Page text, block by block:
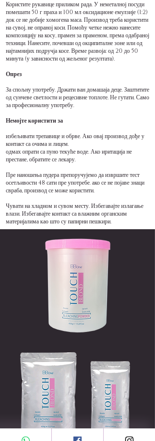
Користите рукавице приликом рада. У неметалној посуди
помешати 50 г праха и 100 мл оксидационе емулзије (1:2)
док се не добије хомогена маса. Производ треба користити
на сувој, не опраној коси. Помоћу четке нежно нанесите
композицију на косу, прамен за праменом, према одабраној
техници. Нанесите, почевши од окципиталне зоне или од
најтамнијих подручја косе. Време развоја: од 20 до 50
минута (у зависности од жељеног резултата).
Опрез
За спољну употребу. Држати ван домашаја деце. Заштитите
од сунчеве светлости и рецесивне топлоте. Не гутати. Само
за професионалну употребу.
Немојте користити за
избељивати трепавице и обрве. Ако овај производ дође у
контакт са очима и лицем.
одмах опрати са пуно текуће воде. Ако иритација не
престане, обратите се лекару.
Пре наношења пудера препоручујемо да извршите тест
осетљивости 48 сати пре употребе. ако се не појаве знаци
свраба, производ се може користити.
Чувати на хладном и сувом месту. Избегавајте излагање
влази. Избегавајте контакт са влажним органским
материјалима као што су папирни пешкири.